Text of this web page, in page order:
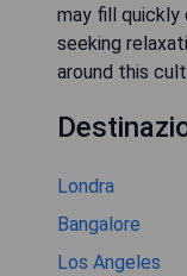
may fill quickly
seeking
around this
Londra
Bangalore
Los Angeles